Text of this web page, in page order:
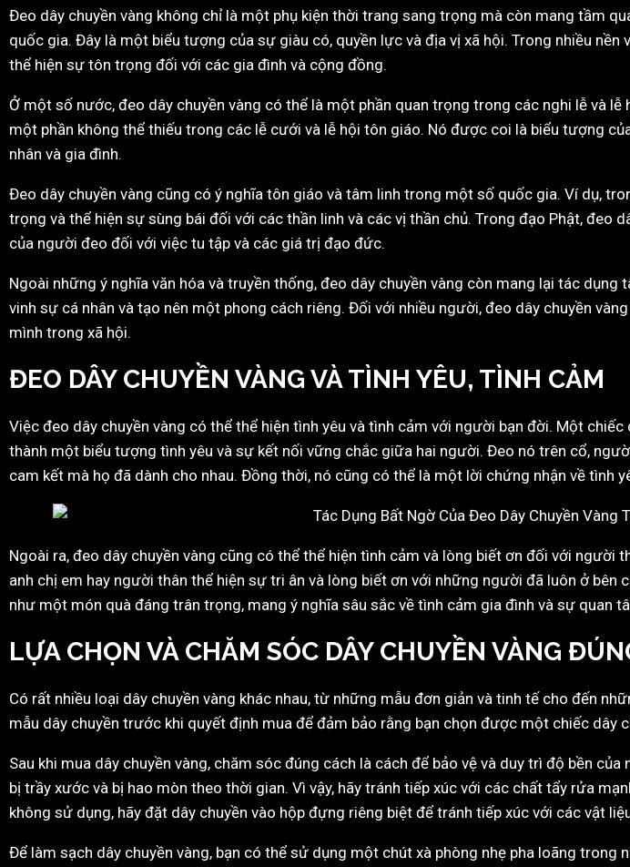
Đeo dây chuyền vàng không chỉ là một phụ kiện thời trang sang trọng mà còn mang tầm
quốc gia. Đây là một biểu tượng của sự giàu có, quyền lực và địa vị xã hội. Trong nhiều nền
thể hiện sự tôn trọng đối với các gia đình và cộng đồng.
Ở một số nước, đeo dây chuyền vàng có thể là một phần quan trọng trong các nghi lễ và
một phần không thể thiếu trong các lễ cưới và lễ hội tôn giáo. Nó được coi là biểu tượng
nhân và gia đình.
Đeo dây chuyền vàng cũng có ý nghĩa tôn giáo và tâm linh trong một số quốc gia. Ví dụ,
trọng và thể hiện sự sùng bái đối với các thần linh và các vị thần chủ. Trong đạo Phật, đeo
của người đeo đối với việc tu tập và các giá trị đạo đức.
Ngoài những ý nghĩa văn hóa và truyền thống, đeo dây chuyền vàng còn mang lại tác
vinh sự cá nhân và tạo nên một phong cách riêng. Đối với nhiều người, đeo dây chuyền
mình trong xã hội.
ĐEO DÂY CHUYỀN VÀNG VÀ TÌNH YÊU, TÌNH CẢM
Việc đeo dây chuyền vàng có thể thể hiện tình yêu và tình cảm với người bạn đời. Một
thành một biểu tượng tình yêu và sự kết nối vững chắc giữa hai người. Đeo nó trên cổ,
cam kết mà họ đã dành cho nhau. Đồng thời, nó cũng có thể là một lời chứng nhận về tình
Ngoài ra, đeo dây chuyền vàng cũng có thể thể hiện tình cảm và lòng biết ơn đối với người
anh chị em hay người thân thể hiện sự tri ân và lòng biết ơn với những người đã luôn ở bên
như một món quà đáng trân trọng, mang ý nghĩa sâu sắc về tình cảm gia đình và sự quan
LỰA CHỌN VÀ CHĂM SÓC DÂY CHUYỀN VÀNG
Có rất nhiều loại dây chuyền vàng khác nhau, từ những mẫu đơn giản và tinh tế cho đến
mẫu dây chuyền trước khi quyết định mua để đảm bảo rằng bạn chọn được một chiếc dây
Sau khi mua dây chuyền vàng, chăm sóc đúng cách là cách để bảo vệ và duy trì độ bền
bị trầy xước và bị hao mòn theo thời gian. Vì vậy, hãy tránh tiếp xúc với các chất tẩy rửa
không sử dụng, hãy đặt dây chuyền vào hộp đựng riêng biệt để tránh tiếp xúc với các vật
Để làm sạch dây chuyền vàng, bạn có thể sử dụng một chút xà phòng nhẹ pha loãng trong